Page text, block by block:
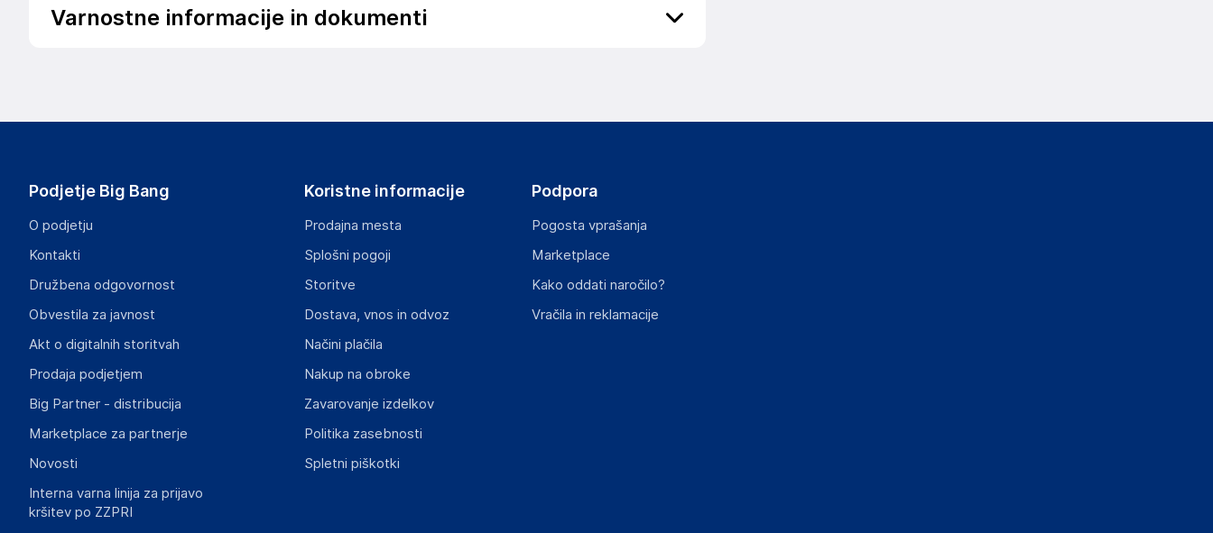
Varnostne informacije in dokumenti
contact@lovemynight.com
Gospodarski subjekt s sedežem v EU, ki zagotavlja skladnost izdelka z zahtevanimi predpisi.
16 rue du bocage - 35520 - La chapelle des fougeretz
France
Podjetje Big Bang
O podjetju
Kontakti
Družbena odgovornost
Obvestila za javnost
Akt o digitalnih storitvah
Prodaja podjetjem
Big Partner - distribucija
Marketplace za partnerje
Novosti
Interna varna linija za prijavo
kršitev po ZZPRI
Koristne informacije
Prodajna mesta
Splošni pogoji
Storitve
Dostava, vnos in odvoz
Načini plačila
Nakup na obroke
Zavarovanje izdelkov
Politika zasebnosti
Spletni piškotki
Podpora
Pogosta vprašanja
Marketplace
Kako oddati naročilo?
Vračila in reklamacije